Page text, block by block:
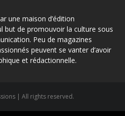
une maison d’édition
but de promouvoir la culture sous
Peu de magazines
peuvent se vanter d’avoir
et rédactionnelle.
| All rights reserved.